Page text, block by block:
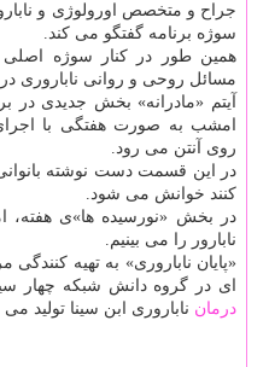
جراح و متخصص اورولوژی و
سوژه برنامه گفتگو می كند.
همین طور در كنار سوژه اصلی
مسائل روحی و روانی ناباروری
آیتم «مادرانه» بخش جدیدی در
امشب به صورت هفتگی با
روی آنتن می رود.
در این قسمت دست نوشته
كنند خوانش می شود.
در بخش «نورسیده ها»ی هفته،
نابارور را می بینیم.
ای در گروه دانش شبكه چهار
درمان ناباروری ابن سینا تولید